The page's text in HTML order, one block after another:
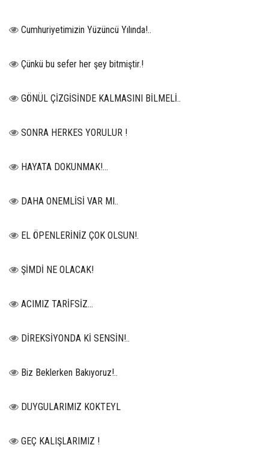
Cumhuriyetimizin Yüzüncü Yılında!..
Çünkü bu sefer her şey bitmiştir.!
GÖNÜL ÇİZGİSİNDE KALMASINI BİLMELİ..
SONRA HERKES YORULUR !
HAYATA DOKUNMAK!...
DAHA ONEMLİSİ VAR MI..
EL ÖPENLERİNİZ ÇOK OLSUN!.
ŞİMDİ NE OLACAK!
ACIMIZ TARİFSİZ…
DİREKSİYONDA Kİ SENSİN!..
Biz Beklerken Bakıyoruz!..
DUYGULARIMIZ KOKTEYL
GEÇ KALIŞLARIMIZ !